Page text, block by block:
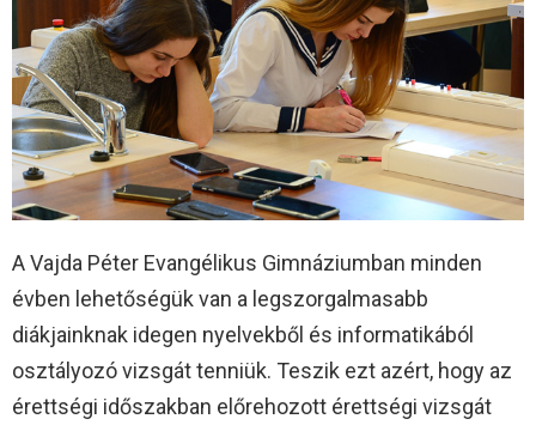
A Vajda Péter Evangélikus Gimnáziumban minden
évben lehetőségük van a legszorgalmasabb
diákjainknak idegen nyelvekből és informatikából
osztályozó vizsgát tenniük. Teszik ezt azért, hogy az
érettségi időszakban előrehozott érettségi vizsgát